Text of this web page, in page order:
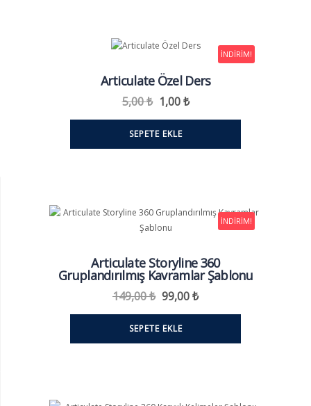
İNDIRIM!
Articulate Özel Ders
5,00₺ Orijinal
fiyat:
5,00 ₺.
1,00₺Şu
andaki
1,00 ₺.
SEPETE EKLE
İNDIRIM!
Articulate Storyline 360
Gruplandırılmış Kavramlar Şablonu
149,00₺ Orijinal
fiyat:
149,00 ₺.
99,00₺Şu
andaki
99,00 ₺.
SEPETE EKLE